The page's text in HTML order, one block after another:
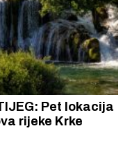
Pet lokacija
rijeke Krke